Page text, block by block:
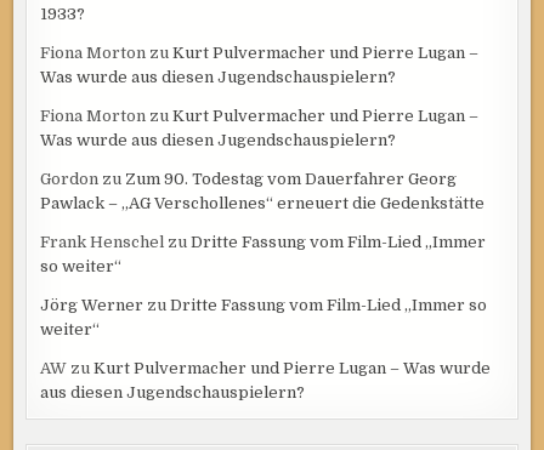
1933?
Fiona Morton zuKurt Pulvermacher und Pierre Lugan –
Was wurde aus diesen Jugendschauspielern?
Fiona Morton zuKurt Pulvermacher und Pierre Lugan –
Was wurde aus diesen Jugendschauspielern?
Gordon zu Zum 90. Todestag vom Dauerfahrer Georg
Pawlack – „AG Verschollenes“ erneuert die Gedenkstätte
Frank Henschel zuDritte Fassung vom Film-Lied „Immer
so weiter“
Jörg Werner zuDritte Fassung vom Film-Lied „Immer so
weiter“
AW zuKurt Pulvermacher und Pierre Lugan – Was wurde
aus diesen Jugendschauspielern?